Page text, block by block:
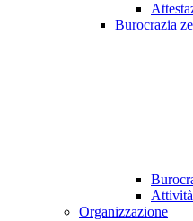
Burocrazia
Organizzazione